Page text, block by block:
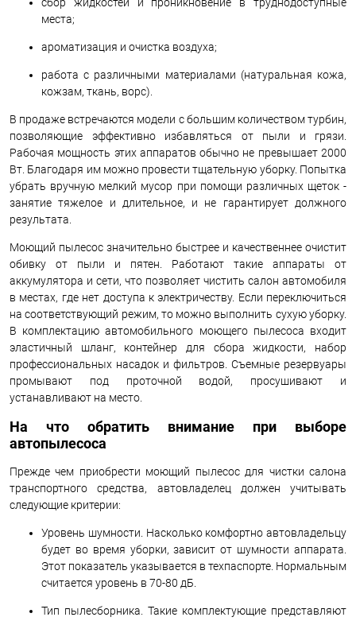
места;
ароматизация и очистка воздуха;
работа с различными материалами (натуральная кожа,
кожзам, ткань, ворс).
В продаже встречаются модели с большим количеством турбин,
позволяющие эффективно избавляться от пыли и грязи.
Рабочая мощность этих аппаратов обычно не превышает 2000
Вт. Благодаря им можно провести тщательную уборку. Попытка
убрать вручную мелкий мусор при помощи различных щеток -
занятие тяжелое и длительное, и не гарантирует должного
результата.
Моющий пылесос значительно быстрее и качественнее очистит
обивку от пыли и пятен. Работают такие аппараты от
аккумулятора и сети, что позволяет чистить салон автомобиля
в местах, где нет доступа к электричеству. Если переключиться
на соответствующий режим, то можно выполнить сухую уборку.
В комплектацию автомобильного моющего пылесоса входит
эластичный шланг, контейнер для сбора жидкости, набор
профессиональных насадок и фильтров. Съемные резервуары
промывают под проточной водой, просушивают и
устанавливают на место.
На что обратить внимание при выборе
автопылесоса
Прежде чем приобрести моющий пылесос для чистки салона
транспортного средства, автовладелец должен учитывать
следующие критерии:
Уровень шумности. Насколько комфортно автовладельцу
будет во время уборки, зависит от шумности аппарата.
Этот показатель указывается в техпаспорте. Нормальным
считается уровень в 70-80 дБ.
Тип пылесборника. Такие комплектующие представляют